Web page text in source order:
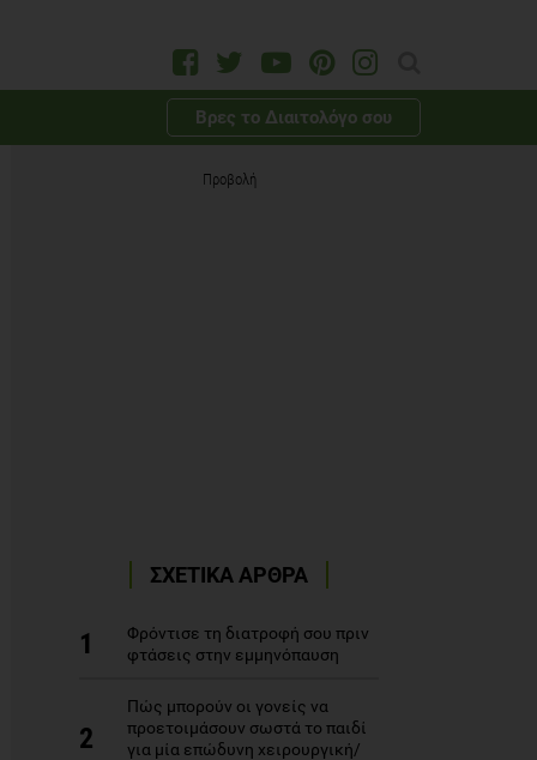
Βρες το Διαιτολόγο σου
Προβολή
ΣΧΕΤΙΚΑ ΑΡΘΡΑ
1
Φρόντισε τη διατροφή σου πριν
φτάσεις στην εμμηνόπαυση
2
Πώς μπορούν οι γονείς να
προετοιμάσουν σωστά το παιδί
για μία επώδυνη χειρουργική/